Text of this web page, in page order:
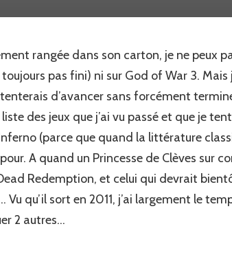
à
rajouter
à
ma
liste…
rangée dans son carton, je ne peux
toujours pas fini) ni sur God of War 3. Mais
tenterais d’avancer sans forcément
des jeux que j’ai vu passé et que je
(parce que quand la littérature
A quand un Princesse de Clèves sur
Redemption, et celui qui devrait
qu’il sort en 2011, j’ai largement le
2 autres…